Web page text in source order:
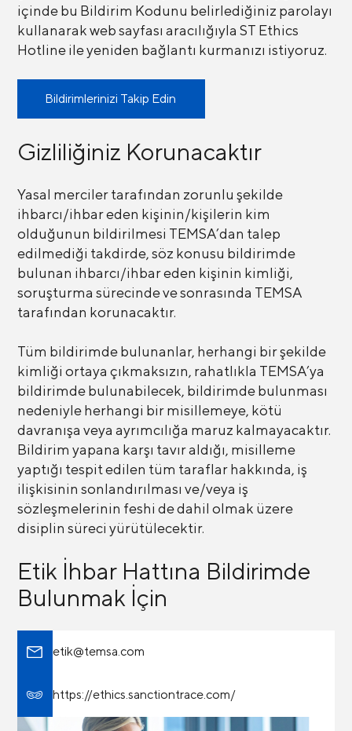
içinde bu Bildirim Kodunu belirlediğiniz parolayı
kullanarak web sayfası aracılığıyla ST Ethics
Hotline ile yeniden bağlantı kurmanızı istiyoruz.
Bildirimlerinizi Takip Edin
Gizliliğiniz Korunacaktır
Yasal merciler tarafından zorunlu şekilde
ihbarcı/ihbar eden kişinin/kişilerin kim
olduğunun bildirilmesi TEMSA’dan talep
edilmediği takdirde, söz konusu bildirimde
bulunan ihbarcı/ihbar eden kişinin kimliği,
soruşturma sürecinde ve sonrasında TEMSA
tarafından korunacaktır.
Tüm bildirimde bulunanlar, herhangi bir şekilde
kimliği ortaya çıkmaksızın, rahatlıkla TEMSA’ya
bildirimde bulunabilecek, bildirimde bulunması
nedeniyle herhangi bir misillemeye, kötü
davranışa veya ayrımcılığa maruz kalmayacaktır.
Bildirim yapana karşı tavır aldığı, misilleme
yaptığı tespit edilen tüm taraflar hakkında, iş
ilişkisinin sonlandırılması ve/veya iş
sözleşmelerinin feshi de dahil olmak üzere
disiplin süreci yürütülecektir.
Etik İhbar Hattına Bildirimde
Bulunmak İçin
etik@temsa.com
https://ethics.sanctiontrace.com/